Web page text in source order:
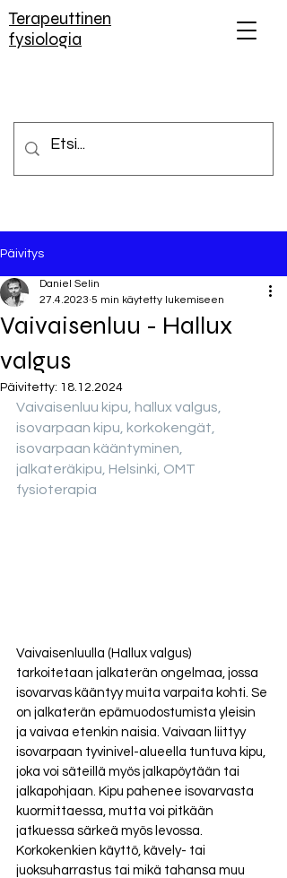
Terapeuttinen
fysiologia
Päivitys
Vaivaisenluu - Hallux
valgus
Daniel Selin
27.4.2023 5 min käytetty lukemiseen
Päivitetty: 18.12.2024
Vaivaisenluu kipu, hallux valgus,
isovarpaan kipu, korkokengät,
isovarpaan kääntyminen,
jalkateräkipu, Helsinki, OMT
fysioterapia
Vaivaisenluulla (Hallux valgus)
tarkoitetaan jalkaterän ongelmaa, jossa
isovarvas kääntyy muita varpaita kohti. Se
on jalkaterän epämuodostumista yleisin
ja vaivaa etenkin naisia. Vaivaan liittyy
isovarpaan tyvinivel-alueella tuntuva kipu,
joka voi säteillä myös jalkapöytään tai
jalkapohjaan. Kipu pahenee isovarvasta
kuormittaessa, mutta voi pitkään
jatkuessa särkeä myös levossa.
Korkokenkien käyttö, kävely- tai
juoksuharrastus tai mikä tahansa muu